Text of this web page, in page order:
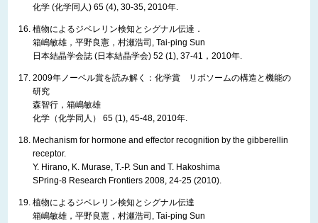
化学 (化学同人) 65 (4), 30-35, 2010年.
植物によるジベレリン検知とシグナル伝達．
箱嶋敏雄，平野良憲，村瀬浩司, Tai-ping Sun
日本結晶学会誌 (日本結晶学会) 52 (1), 37-41，2010年.
2009年ノーベル賞を読み解く：化学賞 リボソームの構造と機能の
研究
森智行，箱嶋敏雄
化学（化学同人） 65 (1), 45-48, 2010年.
Mechanism for hormone and effector recognition by the gibberellin
receptor.
Y. Hirano, K. Murase, T.-P. Sun and T. Hakoshima
SPring-8 Research Frontiers 2008, 24-25 (2010).
植物によるジベレリン検知とシグナル伝達
箱嶋敏雄，平野良憲，村瀬浩司, Tai-ping Sun